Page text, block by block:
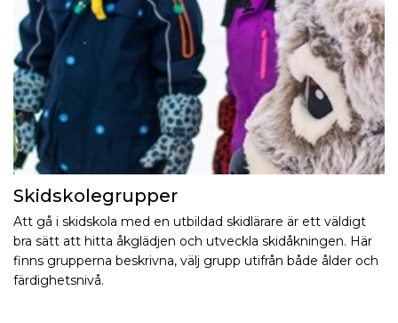
Skidskolegrupper
Att gå i skidskola med en utbildad skidlärare är ett väldigt
bra sätt att hitta åkglädjen och utveckla skidåkningen. Här
finns grupperna beskrivna, välj grupp utifrån både ålder och
färdighetsnivå.